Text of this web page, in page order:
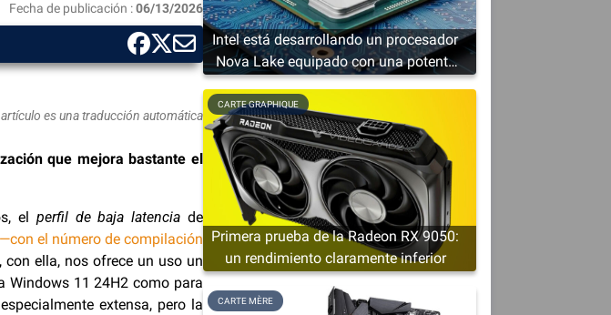
Fecha de publicación :06/13/2026
es una traducción automática
que mejora bastante el
el perfil de baja latencia de
—con el número de compilación
ella, nos ofrece un uso un
Windows 11 24H2 como para
extensa, pero la
Intel está desarrollando un procesador
Nova Lake equipado con una potente
solución gráfica
Primera prueba de la Radeon RX 9050:
un rendimiento claramente inferior
CARTE GRAPHIQUE
CARTE MÈRE